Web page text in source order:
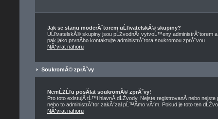
Jak se stanu moderĂˇtorem uĹľivatelskĂ© skupiny?
UĹľivatelskĂ© skupiny jsou pĹŻvodnÄ› vytvoĹ™eny administrĂˇtorem
pak jako prvnĂ­ho kontaktujte administrĂˇtora soukromou zprĂˇvou.
NĂˇvrat nahoru
SoukromĂ© zprĂˇvy
NemĹŻĹľu posĂ­lat soukromĂ© zprĂˇvy!
Pro toto existujĂ­ tĹ™i hlavnĂ­ dĹŻvody. Nejste registrovanĂ­ nebo nejste
nebo to administrĂˇtor zakĂˇzal pĹ™Ă­mo vĂˇm. Pokud je toto ten
NĂˇvrat nahoru